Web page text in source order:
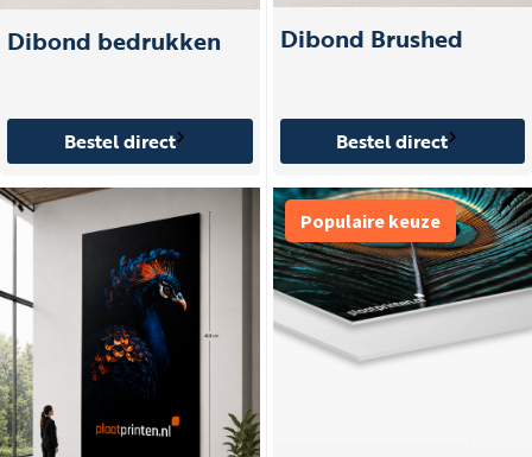
Dibond bedrukken
Bestel direct
Dibond Brushed
Bestel direct
Populaire keuze